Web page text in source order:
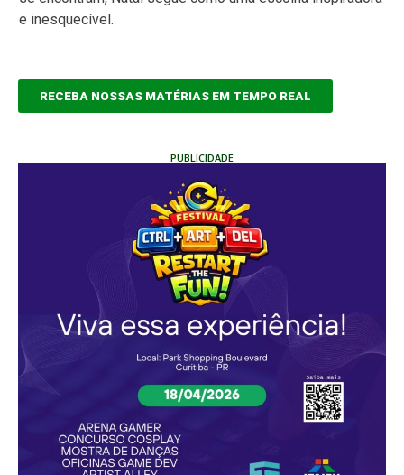
e inesquecível.
RECEBA NOSSAS MATÉRIAS EM TEMPO REAL
PUBLICIDADE